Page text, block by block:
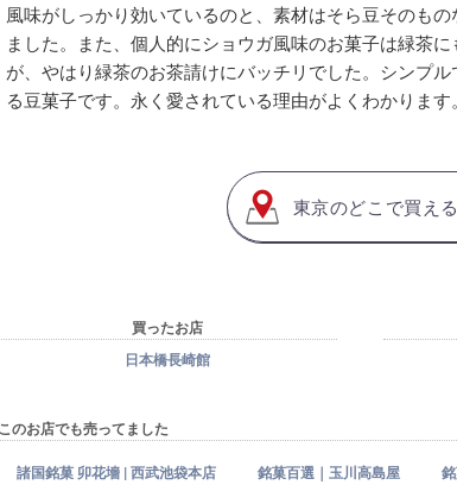
風味がしっかり効いているのと、素材はそら豆そのも
ました。また、個人的にショウガ風味のお菓子は緑茶
が、やはり緑茶のお茶請けにバッチリでした。シンプ
る豆菓子です。永く愛されている理由がよくわかります。
東京のどこで買え
買ったお店
日本橋長崎館
このお店でも売ってました
諸国銘菓 卯花墻 | 西武池袋本店 銘菓百選｜玉川高島屋